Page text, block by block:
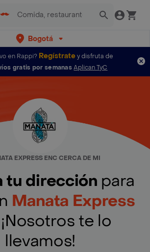
Bogotá
en Rappi? Regístratey disfruta de
gratis por semanas Aplican TyC
EXPRESS ENC CERCA DE MI
tu dirección para
Manata Express
¡Nosotros te lo
llevamos!